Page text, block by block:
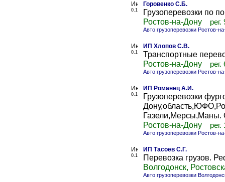
0.1
Горовенко С.Б.
Грузоперевозки по
Ростов-на-Дону
рег.
Авто грузоперевозки Ростов-
0.1
ИП Хлопов С.В.
Транспортные
Ростов-на-Дону
Авто грузоперевозки Ростов-
0.1
ИП Романец А.И.
Грузоперевозки
Газели,Мерсы,Маны.
Ростов-на-Дону
Авто грузоперевозки Ростов-
0.1
ИП Тасоев С.Г.
Перевозка грузов.
Волгодонск,
Авто грузоперевозки